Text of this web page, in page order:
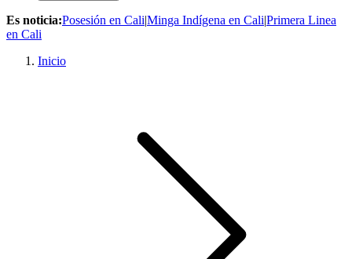
Es noticia:Posesión en Cali|Minga Indígena en Cali|Primera Linea
en Cali
Inicio